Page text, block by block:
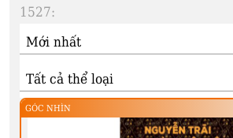
1527:
GÓC NHÌN